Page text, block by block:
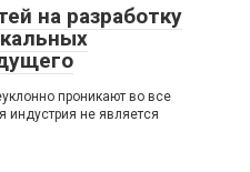
на разработку
проникают во все
не является